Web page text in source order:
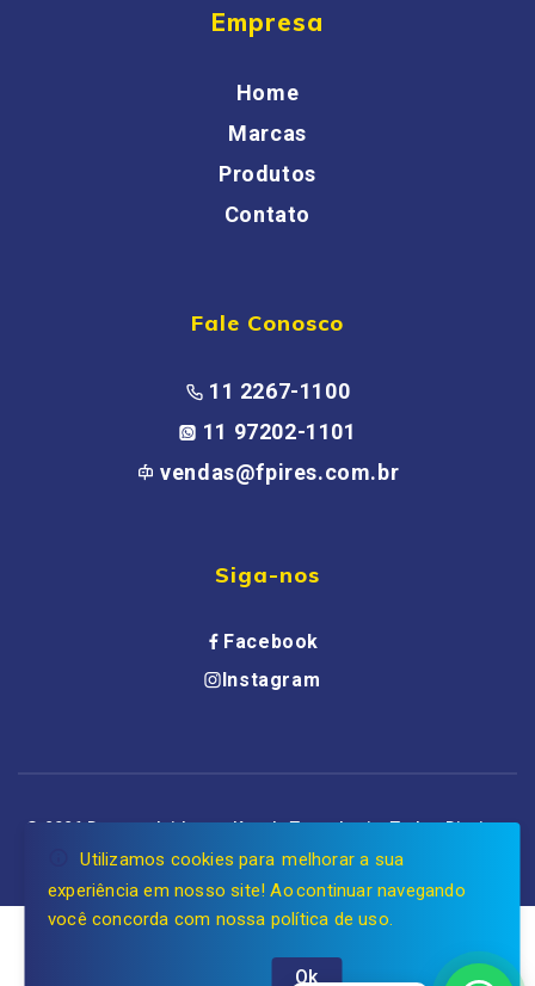
Empresa
Home
Marcas
Produtos
Contato
Fale Conosco
11 2267-1100
11 97202-1101
vendas@fpires.com.br
Siga-nos
Facebook
Instagram
© 2026 Desenvolvido por Koode Tecnologia. Todos Direitos
Reservados.
Utilizamos cookies para melhorar a sua
experiência em nosso site! Ao continuar navegando
você concorda com nossa política de uso.
Ok